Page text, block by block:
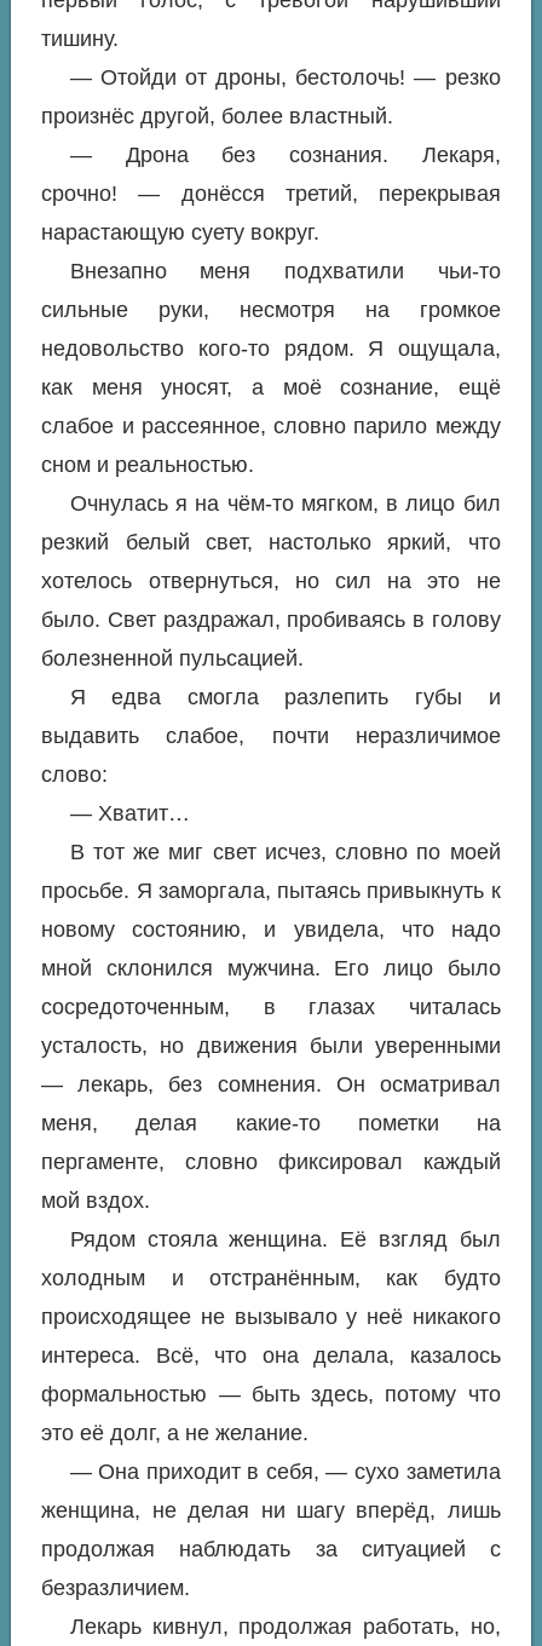
тишину.
— Отойди от дроны, бестолочь! — резко
произнёс другой, более властный.
— Дрона без сознания. Лекаря,
срочно! — донёсся третий, перекрывая
нарастающую суету вокруг.
Внезапно меня подхватили чьи-то
сильные руки, несмотря на громкое
недовольство кого-то рядом. Я ощущала,
как меня уносят, а моё сознание, ещё
слабое и рассеянное, словно парило между
сном и реальностью.
Очнулась я на чём-то мягком, в лицо бил
резкий белый свет, настолько яркий, что
хотелось отвернуться, но сил на это не
было. Свет раздражал, пробиваясь в голову
болезненной пульсацией.
Я едва смогла разлепить губы и
выдавить слабое, почти неразличимое
слово:
— Хватит…
В тот же миг свет исчез, словно по моей
просьбе. Я заморгала, пытаясь привыкнуть к
новому состоянию, и увидела, что надо
мной склонился мужчина. Его лицо было
сосредоточенным, в глазах читалась
усталость, но движения были уверенными
— лекарь, без сомнения. Он осматривал
меня, делая какие-то пометки на
пергаменте, словно фиксировал каждый
мой вздох.
Рядом стояла женщина. Её взгляд был
холодным и отстранённым, как будто
происходящее не вызывало у неё никакого
интереса. Всё, что она делала, казалось
формальностью — быть здесь, потому что
это её долг, а не желание.
— Она приходит в себя, — сухо заметила
женщина, не делая ни шагу вперёд, лишь
продолжая наблюдать за ситуацией с
безразличием.
Лекарь кивнул, продолжая работать, но,